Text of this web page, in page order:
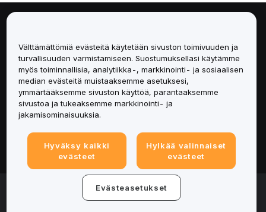
Palvelut
Tuki
Tuotteet
Lakiasiat
© 2025-2026 Bybit.eu. All rights reserved.
Välttämättömiä evästeitä käytetään sivuston toimivuuden ja
turvallisuuden varmistamiseen. Suostumuksellasi käytämme
myös toiminnallisia, analytiikka-, markkinointi- ja sosiaalisen
median evästeitä muistaaksemme asetuksesi,
ymmärtääksemme sivuston käyttöä, parantaaksemme
sivustoa ja tukeaksemme markkinointi- ja
jakamisominaisuuksia.
Hyväksy kaikki
evästeet
Hylkää valinnaiset
evästeet
Evästeasetukset